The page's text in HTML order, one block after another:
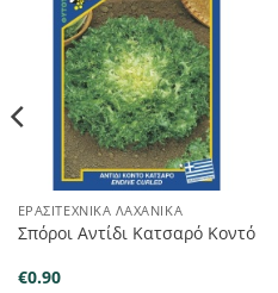
ΕΡΑΣΙΤΕΧΝΙΚΆ ΛΑΧΑΝΙΚΆ
Σπόροι Αντίδι Κατσαρό Κοντό
€0.90